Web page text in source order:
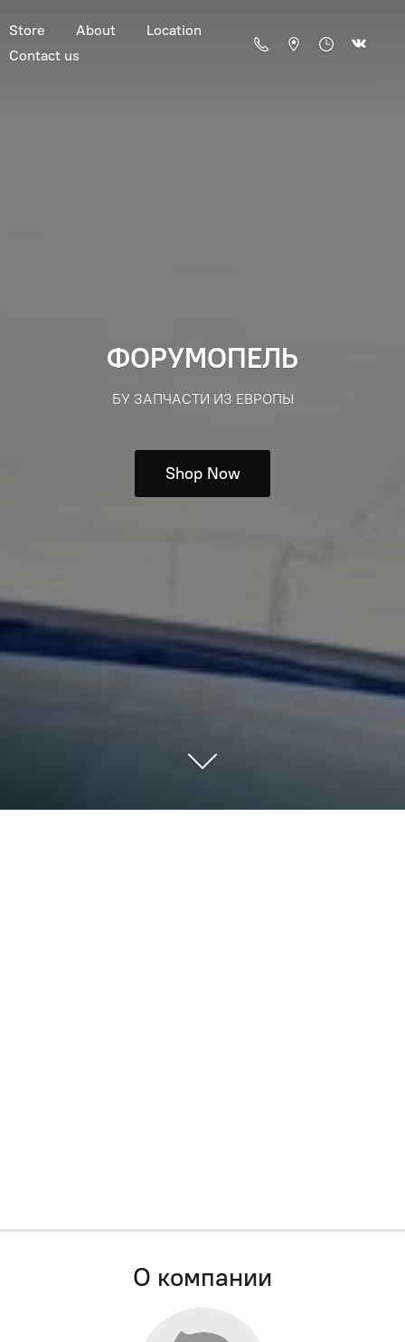
Store About
Location
Contact us
ФОРУМОПЕЛЬ
БУ ЗАПЧАСТИ ИЗ ЕВРОПЫ
Shop Now
О компании